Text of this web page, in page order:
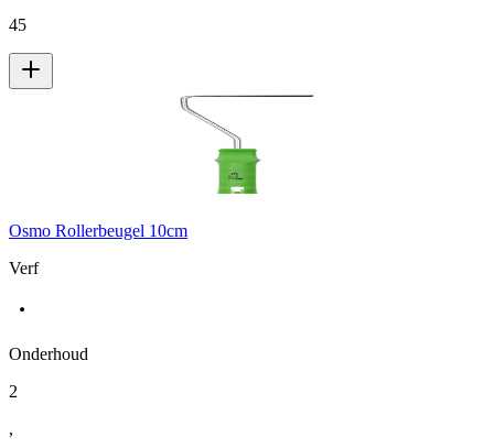
45
Osmo Rollerbeugel 10cm
Verf
Onderhoud
2
,